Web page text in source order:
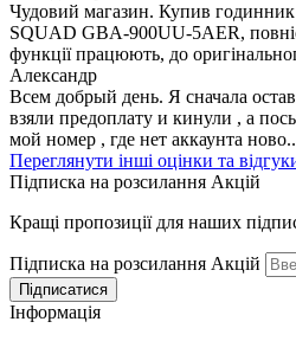
Чудовий магазин. Купив
SQUAD GBA-900UU-5AER,
функції працюють, до
Александр
Всем добрый день. Я сначала
взяли предоплату и кинули , а
мой номер , где нет аккаунта ново..
Переглянути інші оцінки та
Підписка на розсилання Акцій
Кращі пропозиції для наших
Підписка на розсилання Акцій
Інформація